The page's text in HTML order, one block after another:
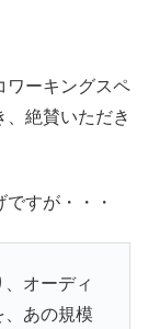
ワーキングスペ
絶賛いただき
すが・・・
オーディ
、あの規模